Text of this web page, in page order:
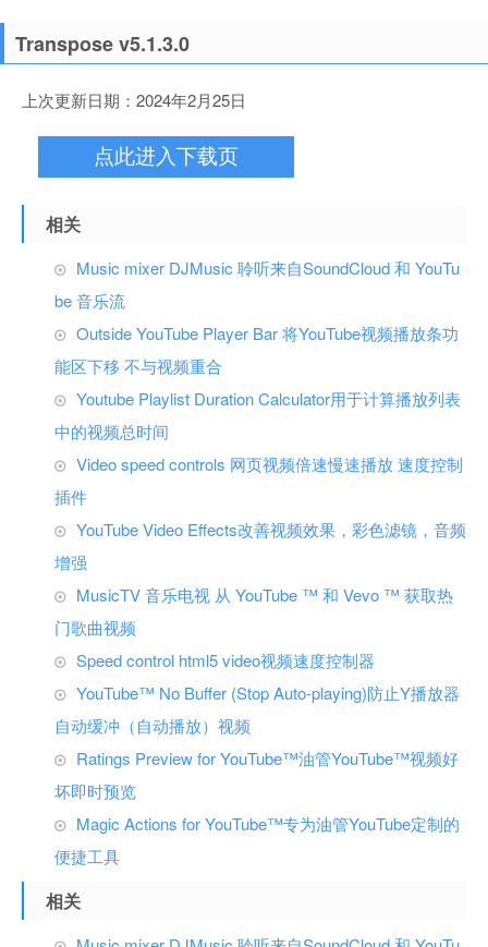
Transpose v5.1.3.0
上次更新日期：2024年2月25日
点此进入下载页
相关
Music mixer DJMusic 聆听来自SoundCloud 和 YouTu
be 音乐流
Outside YouTube Player Bar 将YouTube视频播放条功
能区下移 不与视频重合
Youtube Playlist Duration Calculator用于计算播放列表
中的视频总时间
Video speed controls 网页视频倍速慢速播放 速度控制
插件
YouTube Video Effects改善视频效果，彩色滤镜，音频
增强
MusicTV 音乐电视 从 YouTube ™ 和 Vevo ™ 获取热
门歌曲视频
Speed control html5 video视频速度控制器
YouTube™ No Buffer (Stop Auto-playing)防止Y播放器
自动缓冲（自动播放）视频
Ratings Preview for YouTube™油管YouTube™视频好
坏即时预览
Magic Actions for YouTube™专为油管YouTube定制的
便捷工具
相关